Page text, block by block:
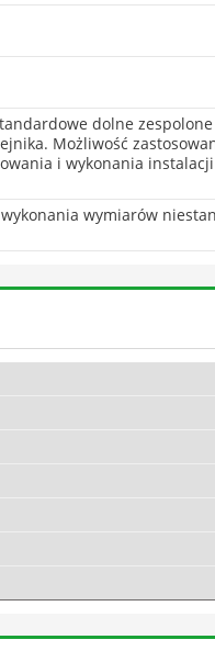
dolne
Możliwość
i wykonania
wymiarów